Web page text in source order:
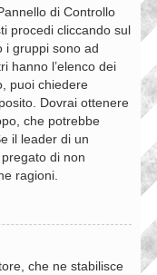
di Controllo
procedi cliccando sul
i gruppi sono ad
hanno l’elenco dei
puoi chiedere
Dovrai ottenere
che potrebbe
il leader di un
di non
ragioni.
che ne stabilisce